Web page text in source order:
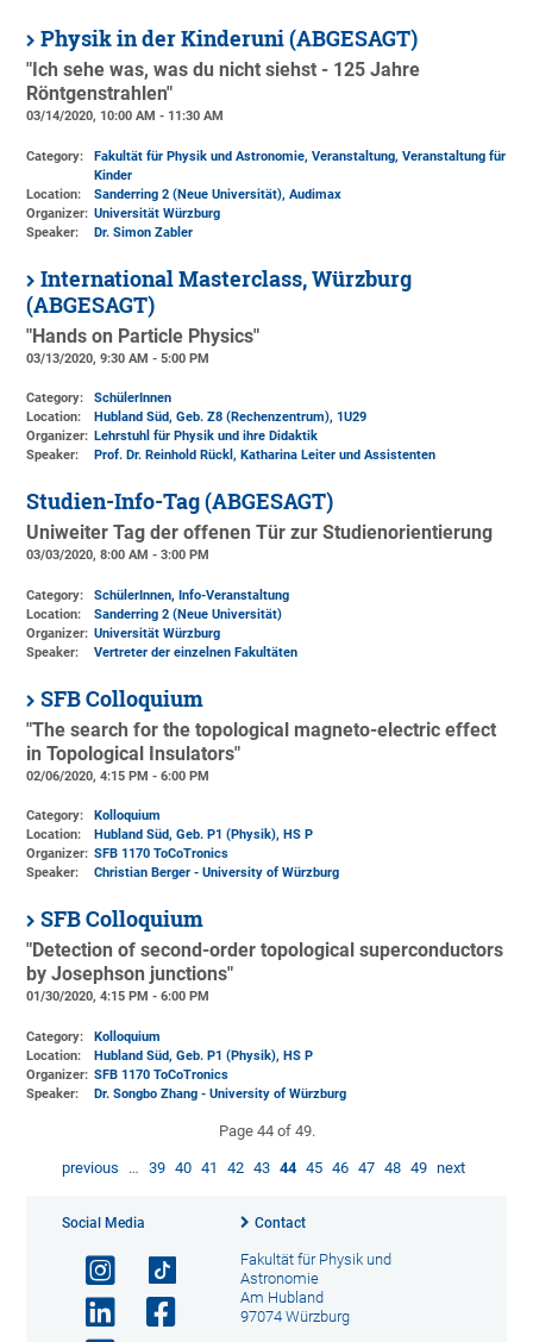
Physik in der Kinderuni (ABGESAGT)
"Ich sehe was, was du nicht siehst - 125 Jahre
Röntgenstrahlen"
03/14/2020, 10:00 AM - 11:30 AM
Category:
Fakultät für Physik und Astronomie, Veranstaltung, Veranstaltung für
Kinder
Location:
Sanderring 2 (Neue Universität), Audimax
Organizer: Universität Würzburg
Speaker:
Dr. Simon Zabler
International Masterclass, Würzburg
(ABGESAGT)
"Hands on Particle Physics"
03/13/2020, 9:30 AM - 5:00 PM
Category:
SchülerInnen
Location:
Hubland Süd, Geb. Z8 (Rechenzentrum), 1U29
Organizer: Lehrstuhl für Physik und ihre Didaktik
Speaker:
Prof. Dr. Reinhold Rückl, Katharina Leiter und Assistenten
Studien-Info-Tag (ABGESAGT)
Uniweiter Tag der offenen Tür zur Studienorientierung
03/03/2020, 8:00 AM - 3:00 PM
Category:
SchülerInnen, Info-Veranstaltung
Location:
Sanderring 2 (Neue Universität)
Organizer: Universität Würzburg
Speaker:
Vertreter der einzelnen Fakultäten
SFB Colloquium
"The search for the topological magneto-electric effect
in Topological Insulators"
02/06/2020, 4:15 PM - 6:00 PM
Category:
Kolloquium
Location:
Hubland Süd, Geb. P1 (Physik), HS P
Organizer: SFB 1170 ToCoTronics
Speaker:
Christian Berger - University of Würzburg
SFB Colloquium
"Detection of second-order topological superconductors
by Josephson junctions"
01/30/2020, 4:15 PM - 6:00 PM
Category:
Kolloquium
Location:
Hubland Süd, Geb. P1 (Physik), HS P
Organizer: SFB 1170 ToCoTronics
Speaker:
Dr. Songbo Zhang - University of Würzburg
Page 44 of 49.
previous … 39 40 41 42 43 44 45 46 47 48 49 next
Social Media Contact
Fakultät für Physik und
Astronomie
Am Hubland
97074 Würzburg